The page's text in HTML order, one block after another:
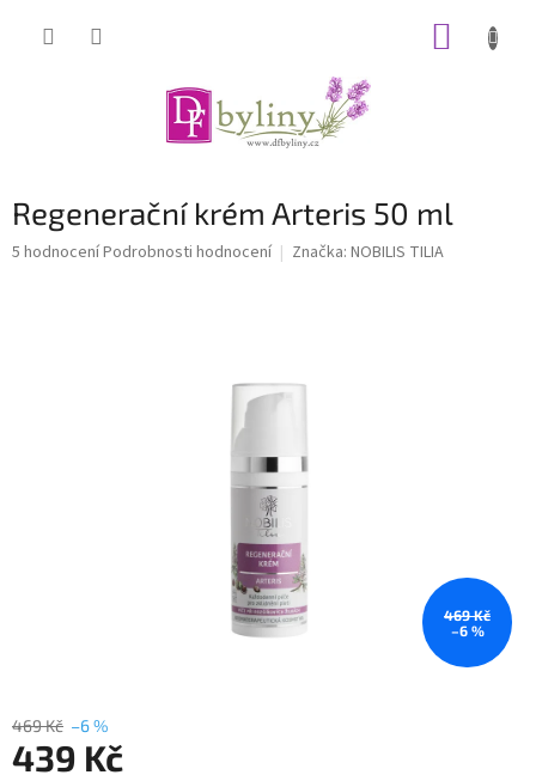
Regenerační krém Arteris 50 ml
Průměrné
5 hodnoceníPodrobnosti hodnocení Značka: NOBILIS TILIA
469 Kč
–6 %
469 Kč –6 %
439 Kč